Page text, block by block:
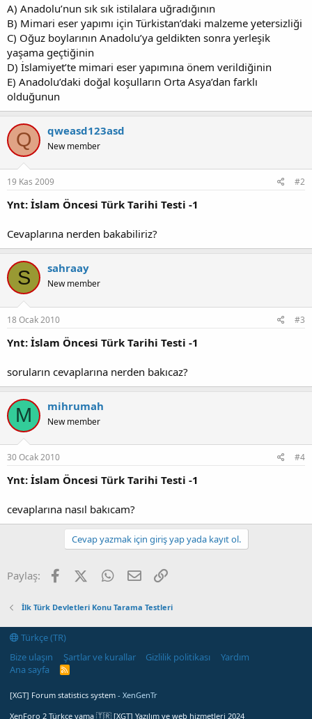
A) Anadolu’nun sık sık istilalara uğradığının
B) Mimari eser yapımı için Türkistan’daki malzeme yetersizliği
C) Oğuz boylarının Anadolu’ya geldikten sonra yerleşik
yaşama geçtiğinin
D) İslamiyet’te mimari eser yapımına önem verildiğinin
E) Anadolu’daki doğal koşulların Orta Asya’dan farklı
olduğunun
Q qweasd123asd
New member
19 Kas 2009 #2
Ynt: İslam Öncesi Türk Tarihi Testi -1
Cevaplarına nerden bakabiliriz?
S sahraay
New member
18 Ocak 2010 #3
Ynt: İslam Öncesi Türk Tarihi Testi -1
soruların cevaplarına nerden bakıcaz?
M mihrumah
New member
30 Ocak 2010 #4
Ynt: İslam Öncesi Türk Tarihi Testi -1
cevaplarına nasıl bakıcam?
Cevap yazmak için giriş yap yada kayıt ol.
Paylaş: FacebookX (Twitter)WhatsApp
E-posta
İlk Türk Devletleri Konu Tarama Testleri
Türkçe (TR)
Bize ulaşın
Şartlar ve kurallar Gizlilik politikası
Yardım
Ana sayfa
R
[XGT] Forum statistics system - XenGenTr
XenForo 2 Türkçe yama 🇹🇷 [XGT] Yazılım ve web hizmetleri 2024